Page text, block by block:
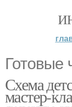
Готовые
Схема
мастер-